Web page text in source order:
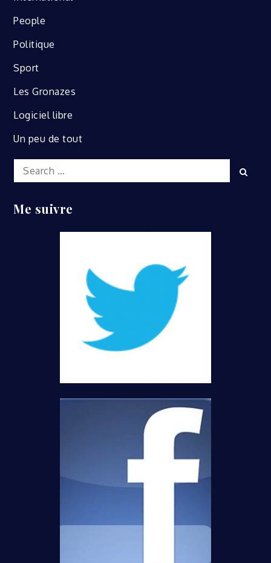
People
Politique
Sport
Les Gronazes
Logiciel libre
Un peu de tout
Search
for:
Me suivre